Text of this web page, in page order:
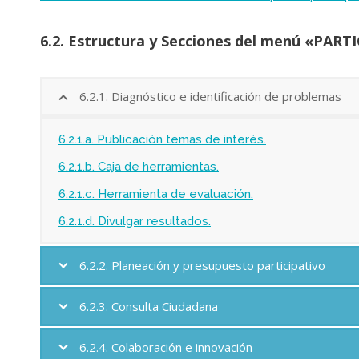
6.2. Estructura y Secciones del menú
6.2.1. Diagnóstico e identificación de problemas
6.2.1.a. Publicación temas de interés.
6.2.1.b. Caja de herramientas.
6.2.1.c. Herramienta de evaluación.
6.2.1.d. Divulgar resultados.
6.2.2. Planeación y presupuesto participativo
6.2.3. Consulta Ciudadana
6.2.4. Colaboración e innovación